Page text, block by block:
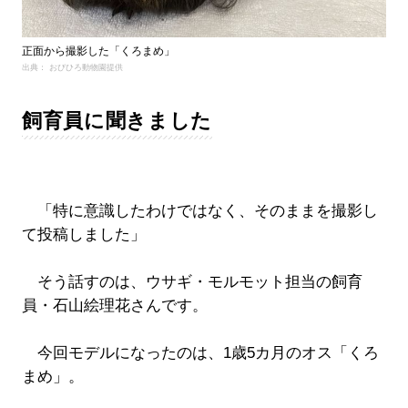
正面から撮影した「くろまめ」
出典： おびひろ動物園提供
飼育員に聞きました
「特に意識したわけではなく、そのままを撮影し
て投稿しました」
そう話すのは、ウサギ・モルモット担当の飼育
員・石山絵理花さんです。
今回モデルになったのは、1歳5カ月のオス「くろ
まめ」。